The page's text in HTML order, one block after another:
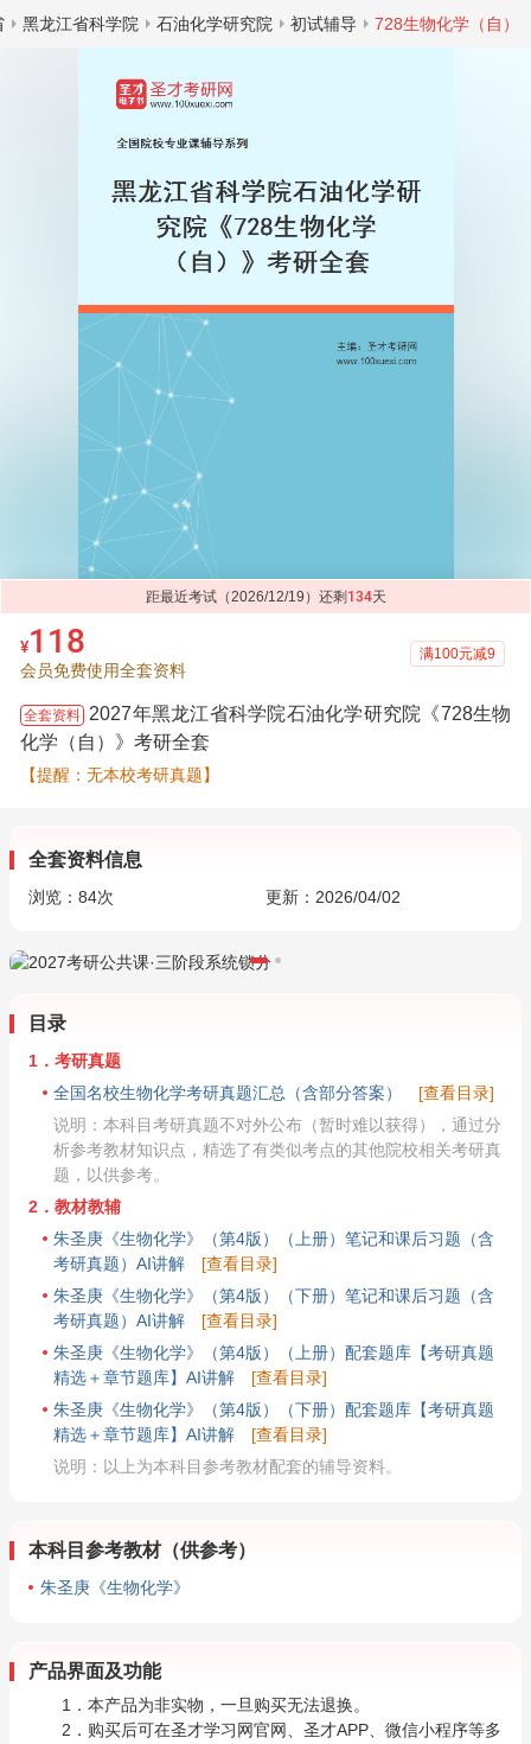
黑龙江省科学院 石油化学研究院 初试辅导 728生物化学（自）
距最近考试（2026/12/19）还剩 134天
¥118
会员免费使用全套资料
满100元减9
全套资料 2027年黑龙江省科学院石油化学研究院《728生物
化学（自）》考研全套
【提醒：无本校考研真题】
全套资料信息
浏览： 84次 更新：2026/04/02
目录
1．考研真题
全国名校生物化学考研真题汇总（含部分答案）
[查看目录]
说明：本科目考研真题不对外公布（暂时难以获得），通过分
析参考教材知识点，精选了有类似考点的其他院校相关考研真
题，以供参考。
2．教材教辅
朱圣庚《生物化学》（第4版）（上册）笔记和课后习题（含
考研真题）AI讲解
[查看目录]
朱圣庚《生物化学》（第4版）（下册）笔记和课后习题（含
考研真题）AI讲解
[查看目录]
朱圣庚《生物化学》（第4版）（上册）配套题库【考研真题
精选＋章节题库】AI讲解
[查看目录]
朱圣庚《生物化学》（第4版）（下册）配套题库【考研真题
精选＋章节题库】AI讲解
[查看目录]
说明：以上为本科目参考教材配套的辅导资料。
本科目参考教材（供参考）
朱圣庚《生物化学》
产品界面及功能
1．本产品为非实物，一旦购买无法退换。
2．购买后可在圣才学习网官网、圣才APP、微信小程序等多